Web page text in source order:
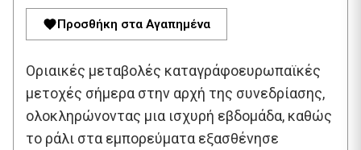
Προσθήκη στα Αγαπημένα
Οριαικές μεταβολές καταγράφοευρωπαϊκές
μετοχές σήμερα στην αρχή της συνεδρίασης,
ολοκληρώνοντας μια ισχυρή εβδομάδα, καθώς
το ράλι στα εμπορεύματα εξασθένησε